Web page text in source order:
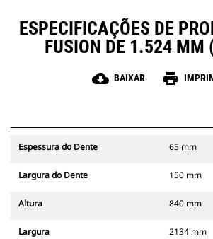
ESPECIFICAÇÕES DE
FUSION DE 1.524 MM
cloud_download BAIXAR print
Espessura do Dente 65 mm
Largura do Dente 150 mm
Altura 840 mm
Largura 2134 mm